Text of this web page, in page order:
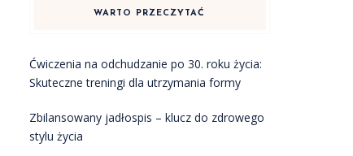
WARTO PRZECZYTAĆ
Ćwiczenia na odchudzanie po 30. roku życia:
Skuteczne treningi dla utrzymania formy
Zbilansowany jadłospis – klucz do zdrowego
stylu życia